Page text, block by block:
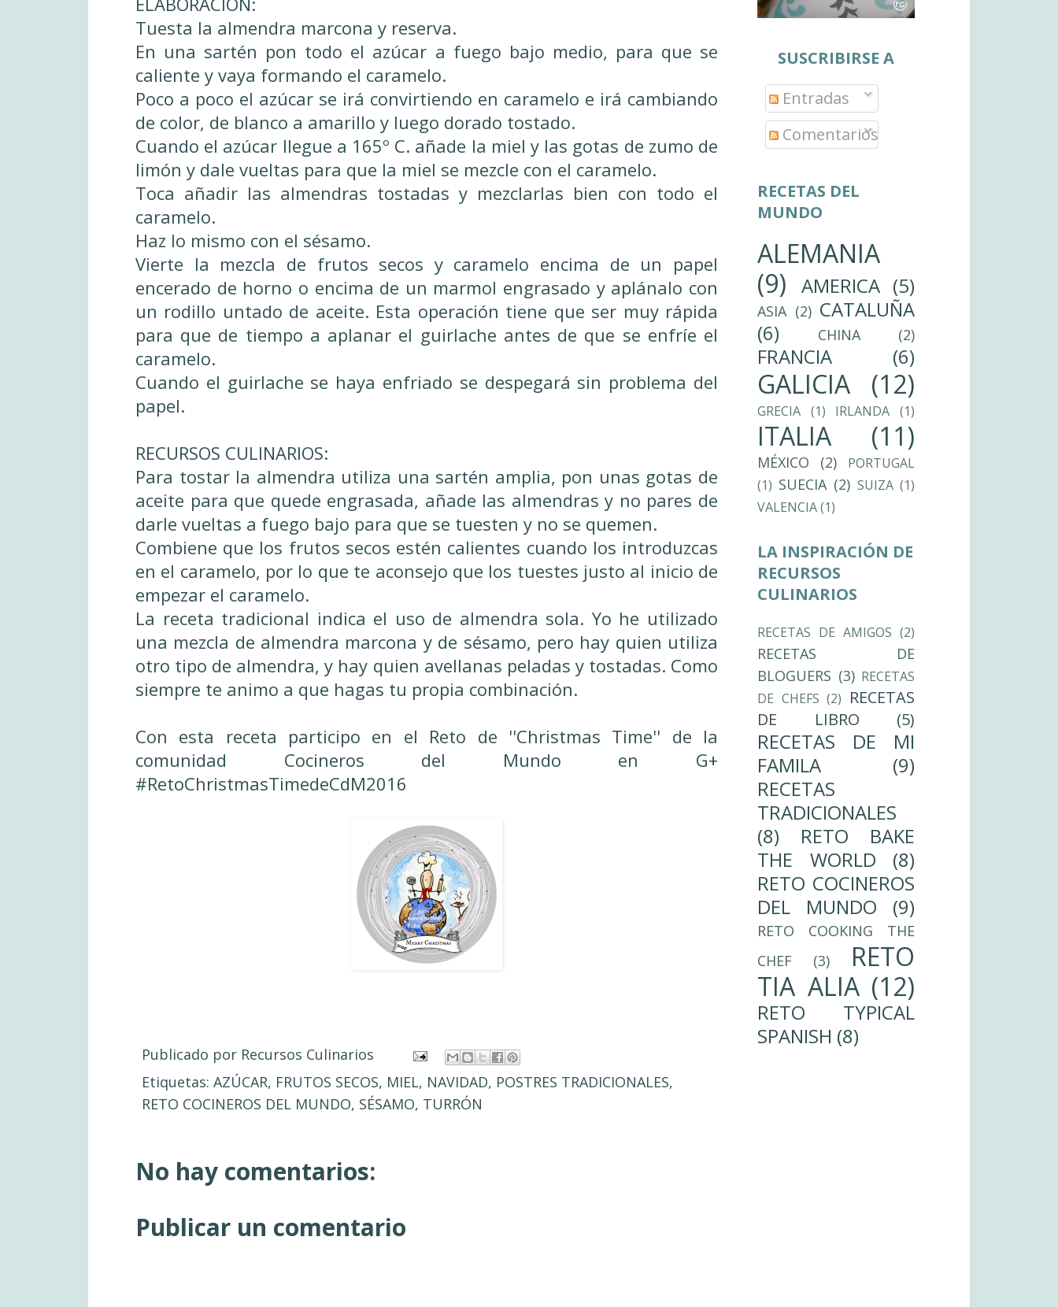
Tuesta la almendra marcona y reserva.
En una sartén pon todo el azúcar a fuego bajo medio, para que se
caliente y vaya formando el caramelo.
Poco a poco el azúcar se irá convirtiendo en caramelo e irá cambiando
de color, de blanco a amarillo y luego dorado tostado.
Cuando el azúcar llegue a 165º C. añade la miel y las gotas de zumo de
limón y dale vueltas para que la miel se mezcle con el caramelo.
Toca añadir las almendras tostadas y mezclarlas bien con todo el
caramelo.
Haz lo mismo con el sésamo.
Vierte la mezcla de frutos secos y caramelo encima de un papel
encerado de horno o encima de un marmol engrasado y aplánalo con
un rodillo untado de aceite. Esta operación tiene que ser muy rápida
para que de tiempo a aplanar el guirlache antes de que se enfríe el
caramelo.
Cuando el guirlache se haya enfriado se despegará sin problema del
papel.
RECURSOS CULINARIOS:
Para tostar la almendra utiliza una sartén amplia, pon unas gotas de
aceite para que quede engrasada, añade las almendras y no pares de
darle vueltas a fuego bajo para que se tuesten y no se quemen.
Combiene que los frutos secos estén calientes cuando los introduzcas
en el caramelo, por lo que te aconsejo que los tuestes justo al inicio de
empezar el caramelo.
La receta tradicional indica el uso de almendra sola. Yo he utilizado
una mezcla de almendra marcona y de sésamo, pero hay quien utiliza
otro tipo de almendra, y hay quien avellanas peladas y tostadas. Como
siempre te animo a que hagas tu propia combinación.
Con esta receta participo en el Reto de ''Christmas Time'' de la
comunidad Cocineros del Mundo en G+
#RetoChristmasTimedeCdM2016
Publicado por Recursos Culinarios
Etiquetas: AZÚCAR, FRUTOS SECOS, MIEL, NAVIDAD, POSTRES TRADICIONALES,
RETO COCINEROS DEL MUNDO, SÉSAMO, TURRÓN
No hay comentarios:
Publicar un comentario
SUSCRIBIRSE A
Entradas
Comentarios
RECETAS DEL
MUNDO
ALEMANIA
(9)
AMERICA (5)
ASIA (2) CATALUÑA
(6)
CHINA (2)
FRANCIA (6)
GALICIA (12)
GRECIA (1) IRLANDA (1)
ITALIA (11)
MÉXICO (2)
PORTUGAL
(1) SUECIA (2) SUIZA (1)
VALENCIA(1)
LA INSPIRACIÓN DE
RECURSOS
CULINARIOS
RECETAS DE AMIGOS (2)
RECETAS DE
BLOGUERS (3) RECETAS
DE CHEFS (2) RECETAS
DE LIBRO
(5)
RECETAS DE MI
FAMILA
(9)
RECETAS
TRADICIONALES
(8)
RETO BAKE
THE WORLD
(8)
RETO COCINEROS
DEL MUNDO
(9)
RETO COOKING THE
CHEF
(3)
RETO
TIA ALIA (12)
RETO TYPICAL
SPANISH (8)